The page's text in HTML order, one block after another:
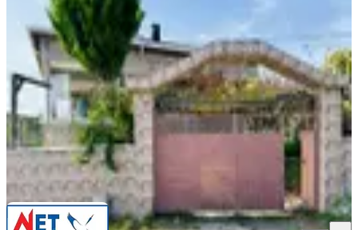
Silivri, Beyciler Mahallesi
3+1
·135 m²·27.07.2026
9.500.000 ₺10.250.000 ₺
Global NET GAYRİMENKUL DANIŞMANLIĞI Murat Kılıç